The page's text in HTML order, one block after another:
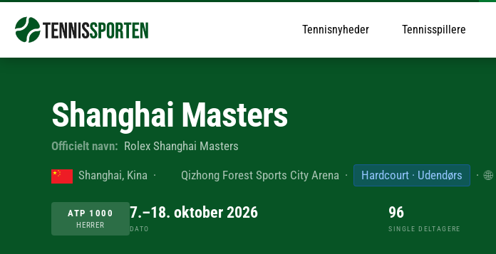
Tennisnyheder Tennisspillere
Shanghai Masters
Officielt navn: Rolex Shanghai Masters
Shanghai, Kina · Qizhong Forest Sports City Arena · Hardcourt · Udendørs ·🌐
ATP 1000
HERRER
7.–18. oktober 2026
DATO
96
SINGLE DELTAGERE